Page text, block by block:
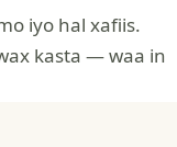
iyo hal xafiis.
kasta — waa in